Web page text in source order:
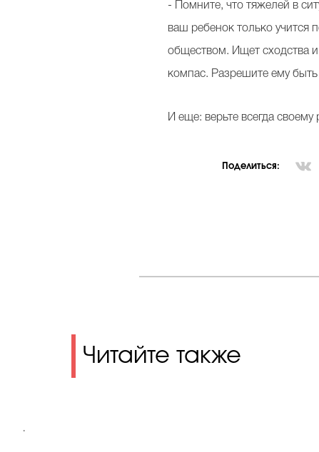
- Помните, что тяжелей в
ваш ребенок только учится
обществом. Ищет сходства
компас. Разрешите ему
И еще: верьте всегда
Поделиться:
Читайте также
.